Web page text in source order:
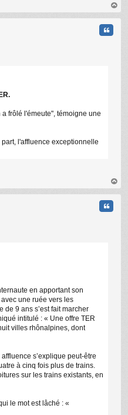
au
frôlé l'émeute", témoigne une
l'affluence exceptionnelle
au
en apportant son
une ruée vers les
de 9 ans s’est fait marcher
intitulé : « Une offre TER
villes rhônalpines, dont
s’explique peut-être
à cinq fois plus de trains.
sur les trains existants, en
le mot est lâché : «